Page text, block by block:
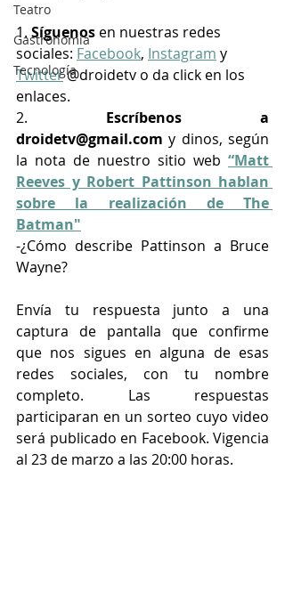
Teatro
Gastronomía
Tecnología
1. Síguenos en nuestras redes
sociales: Facebook, Instagram y
Twitter @droidetv o da click en los
enlaces.
2. Escríbenos a
droidetv@gmail.com y dinos, según
la nota de nuestro sitio web “Matt
Reeves y Robert Pattinson hablan
sobre la realización de The
Batman"
-¿Cómo describe Pattinson a Bruce
Wayne?
Envía tu respuesta junto a una
captura de pantalla que confirme
que nos sigues en alguna de esas
redes sociales, con tu nombre
completo. Las respuestas
participaran en un sorteo cuyo video
será publicado en Facebook. Vigencia
al 23 de marzo a las 20:00 horas.